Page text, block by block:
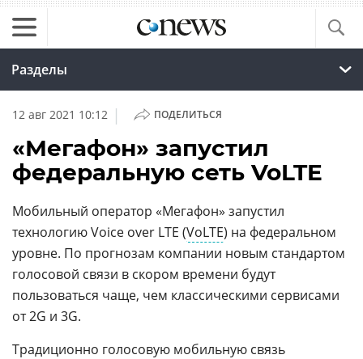
Разделы
12 авг 2021 10:12 | ПОДЕЛИТЬСЯ
«Мегафон» запустил
федеральную сеть VoLTE
Мобильный оператор «Мегафон» запустил
технологию Voice over LTE (VoLTE) на федеральном
уровне. По прогнозам компании новым стандартом
голосовой связи в скором времени будут
пользоваться чаще, чем классическими сервисами
от 2G и 3G.
Традиционно голосовую мобильную связь